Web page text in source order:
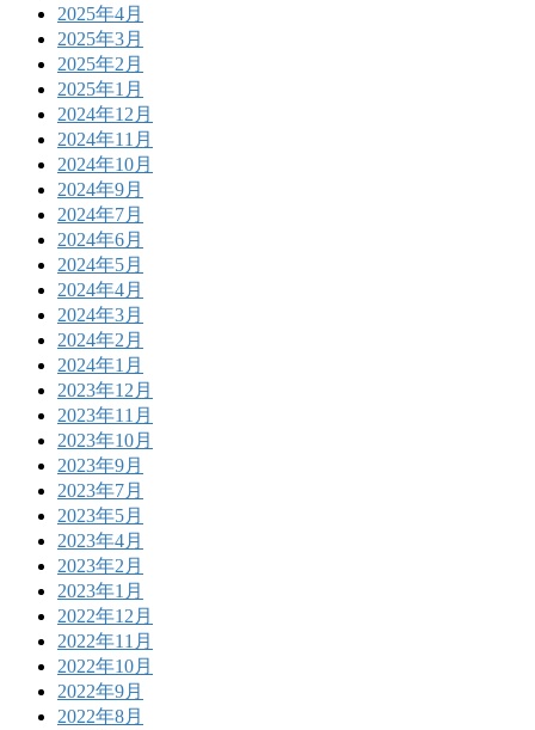
2025年4月
2025年3月
2025年2月
2025年1月
2024年12月
2024年11月
2024年10月
2024年9月
2024年7月
2024年6月
2024年5月
2024年4月
2024年3月
2024年2月
2024年1月
2023年12月
2023年11月
2023年10月
2023年9月
2023年7月
2023年5月
2023年4月
2023年2月
2023年1月
2022年12月
2022年11月
2022年10月
2022年9月
2022年8月